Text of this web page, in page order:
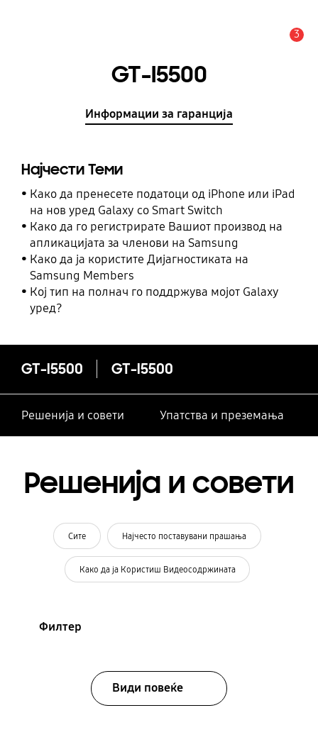
3
GT-I5500
Информации за гаранција
Најчести Теми
Како да пренесете податоци од iPhone или iPad
на нов уред Galaxy со Smart Switch
Како да го регистрирате Вашиот производ на
апликацијата за членови на Samsung
Како да ја користите Дијагностиката на
Samsung Members
Кој тип на полнач го поддржува мојот Galaxy
уред?
GT-I5500 GT-I5500
Решенија и совети Упатства и преземања
Решенија и совети
Сите Најчесто поставувани прашања
Како да ја Користиш Видеосодржината
Филтер
Види повеќе